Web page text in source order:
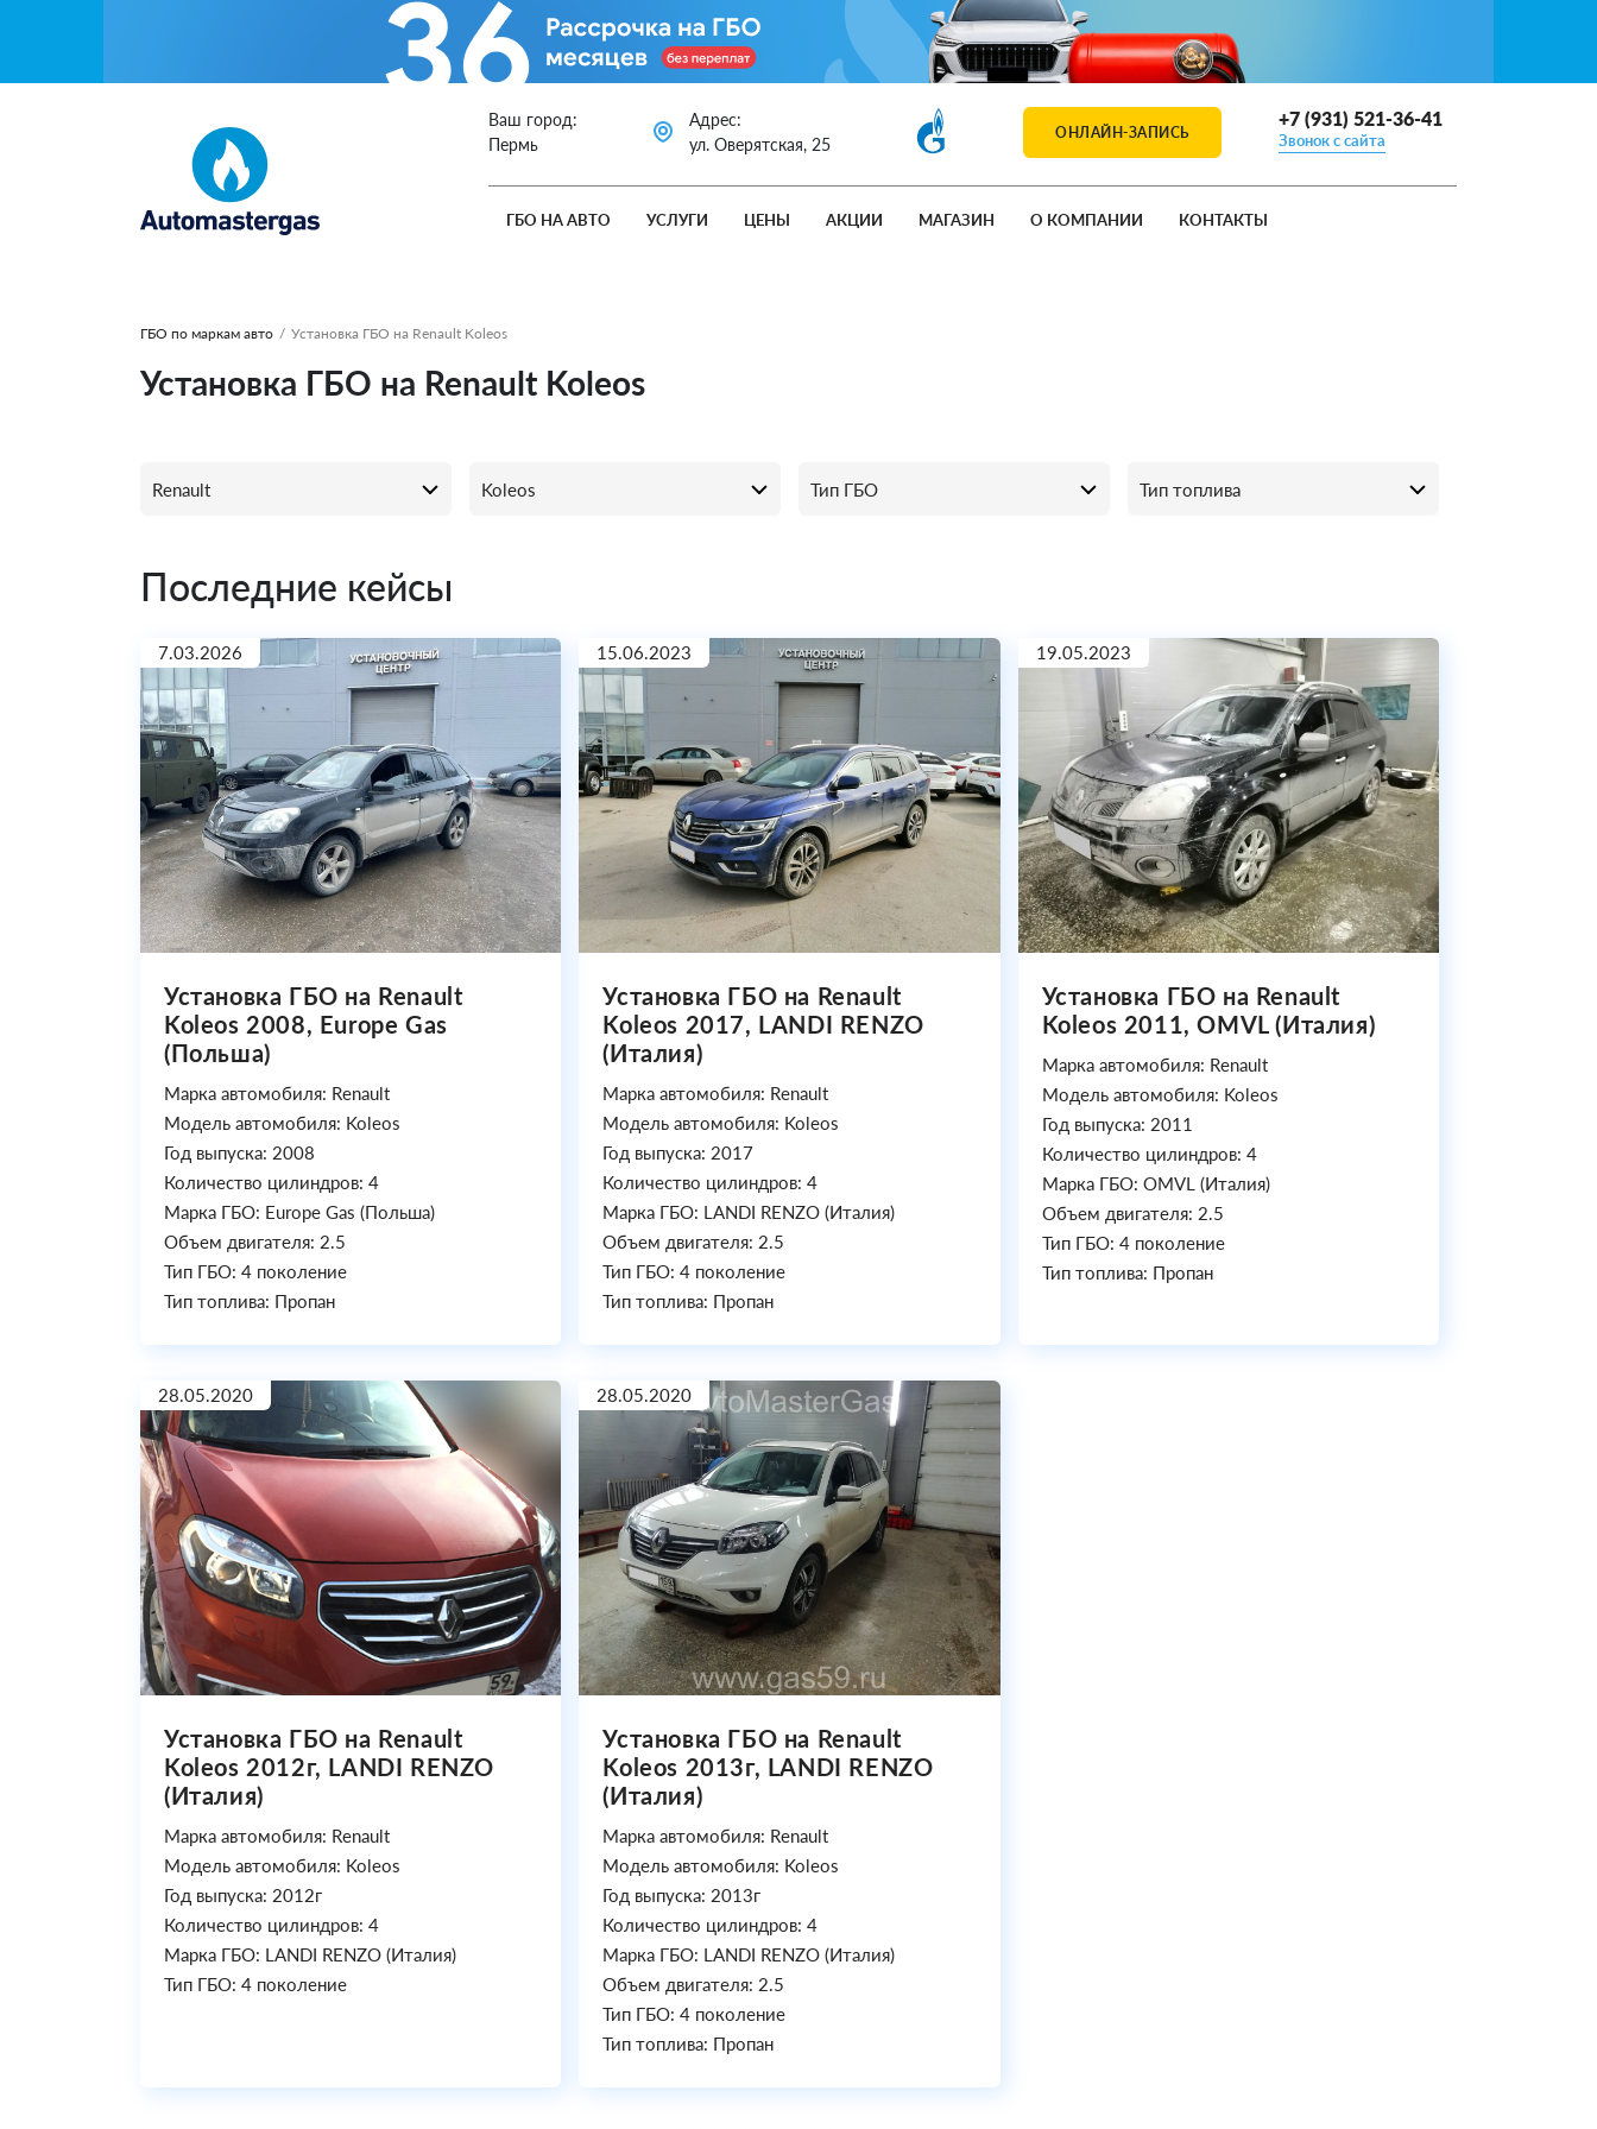
Ваш город:
Пермь
Адрес:
ул. Оверятская, 25
ОНЛАЙН-ЗАПИСЬ
+7 (931) 521-36-41
Звонок с сайта
ГБО НА АВТО УСЛУГИ ЦЕНЫ АКЦИИ МАГАЗИН О КОМПАНИИ КОНТАКТЫ
ГБО по маркам авто / Установка ГБО на Renault Koleos
Установка ГБО на Renault Koleos
Последние кейсы
7.03.2026
Установка ГБО на Renault
Koleos 2008, Europe Gas
(Польша)
Марка автомобиля: Renault
Модель автомобиля: Koleos
Год выпуска: 2008
Количество цилиндров: 4
Марка ГБО: Europe Gas (Польша)
Объем двигателя: 2.5
Тип ГБО: 4 поколение
Тип топлива: Пропан
15.06.2023
Установка ГБО на Renault
Koleos 2017, LANDI RENZO
(Италия)
Марка автомобиля: Renault
Модель автомобиля: Koleos
Год выпуска: 2017
Количество цилиндров: 4
Марка ГБО: LANDI RENZO (Италия)
Объем двигателя: 2.5
Тип ГБО: 4 поколение
Тип топлива: Пропан
19.05.2023
Установка ГБО на Renault
Koleos 2011, OMVL (Италия)
Марка автомобиля: Renault
Модель автомобиля: Koleos
Год выпуска: 2011
Количество цилиндров: 4
Марка ГБО: OMVL (Италия)
Объем двигателя: 2.5
Тип ГБО: 4 поколение
Тип топлива: Пропан
28.05.2020
Установка ГБО на Renault
Koleos 2012г, LANDI RENZO
(Италия)
Марка автомобиля: Renault
Модель автомобиля: Koleos
Год выпуска: 2012г
Количество цилиндров: 4
Марка ГБО: LANDI RENZO (Италия)
Тип ГБО: 4 поколение
28.05.2020
Установка ГБО на Renault
Koleos 2013г, LANDI RENZO
(Италия)
Марка автомобиля: Renault
Модель автомобиля: Koleos
Год выпуска: 2013г
Количество цилиндров: 4
Марка ГБО: LANDI RENZO (Италия)
Объем двигателя: 2.5
Тип ГБО: 4 поколение
Тип топлива: Пропан